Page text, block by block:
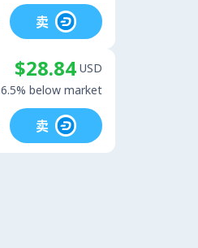
卖
$28.84 USD
6.5% below market
卖